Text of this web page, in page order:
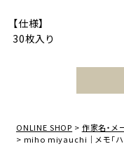
【仕様】
30枚入り
ONLINE SHOP 作家名・メ
miho miyauchi｜メモ「ハ